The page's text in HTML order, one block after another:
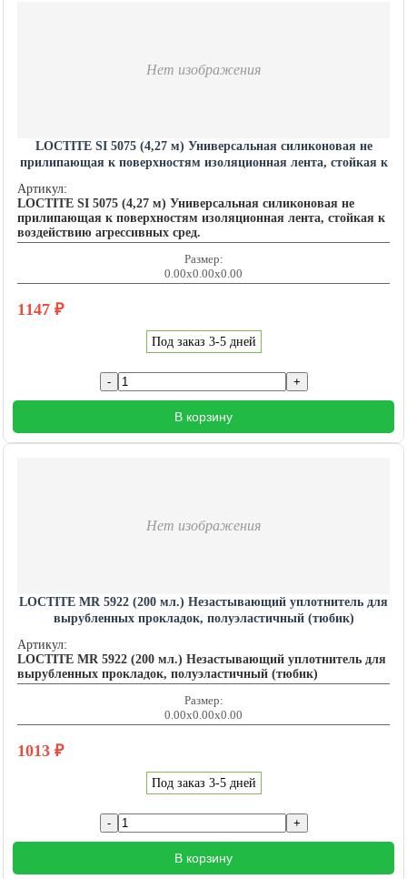
Нет изображения
LOCTITE SI 5075 (4,27 м) Универсальная силиконовая не
прилипающая к поверхностям изоляционная лента, стойкая к
Артикул:
LOCTITE SI 5075 (4,27 м) Универсальная силиконовая не
прилипающая к поверхностям изоляционная лента, стойкая к
воздействию агрессивных сред.
Размер:
0.00x0.00x0.00
1147 ₽
Под заказ 3-5 дней
В корзину
Нет изображения
LOCTITE MR 5922 (200 мл.) Незастывающий уплотнитель для
вырубленных прокладок, полуэластичный (тюбик)
Артикул:
LOCTITE MR 5922 (200 мл.) Незастывающий уплотнитель для
вырубленных прокладок, полуэластичный (тюбик)
Размер:
0.00x0.00x0.00
1013 ₽
Под заказ 3-5 дней
В корзину